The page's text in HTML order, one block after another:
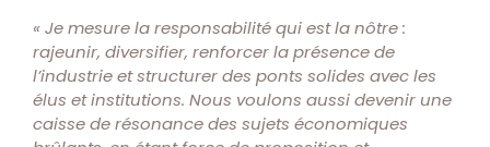
« Je mesure la responsabilité qui est la nôtre :
rajeunir, diversifier, renforcer la présence de
l’industrie et structurer des ponts solides avec les
élus et institutions. Nous voulons aussi devenir une
caisse de résonance des sujets économiques